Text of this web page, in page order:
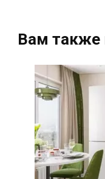
Вам также